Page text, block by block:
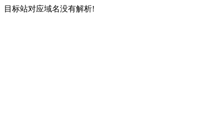
目标站对应域名没有解析!